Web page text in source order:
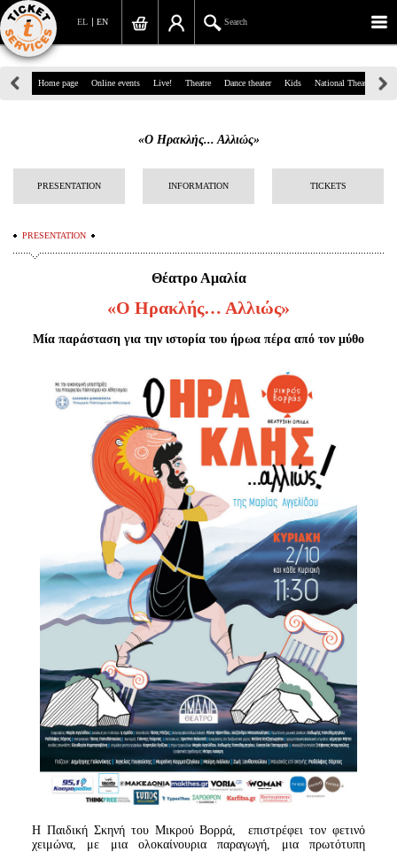
EN
EL Search
39, Panepistimiou Str, Athens
info@ticketservices.gr
Check out
Είσοδος διαχειριστή
Home page Online events Live! Theatre Dance theater Kids National Theatre
«Ο Ηρακλής... Αλλιώς»
PRESENTATION INFORMATION TICKETS
PRESENTATION
Θέατρο Αμαλία
«Ο Ηρακλής… Αλλιώς»
Μία παράσταση για την ιστορία του ήρωα πέρα από τον μύθο
Η Παιδική Σκηνή του Μικρού Βορρά, επιστρέφει τον φετινό
χειμώνα, με μια ολοκαίνουρια παραγωγή, μια πρωτότυπη